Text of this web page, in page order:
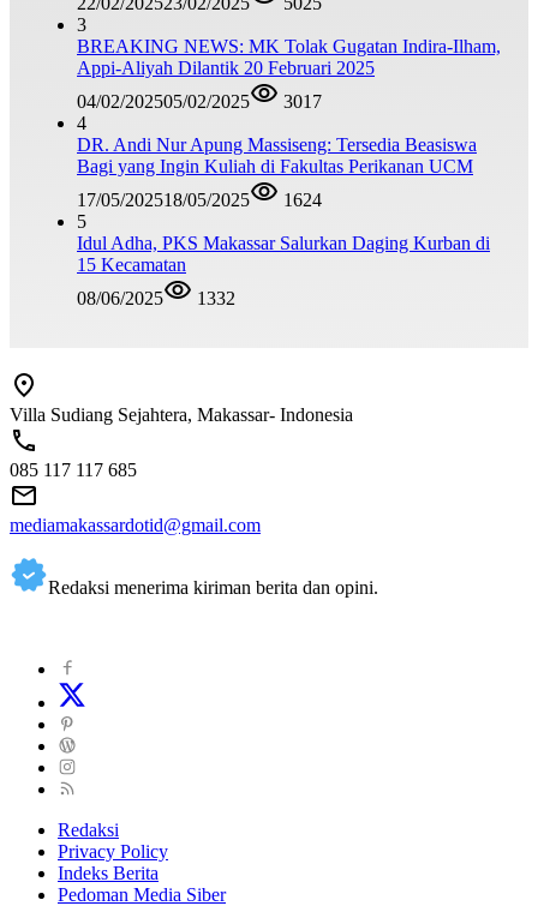
3
BREAKING NEWS: MK Tolak Gugatan Indira-Ilham,
Appi-Aliyah Dilantik 20 Februari 2025
04/02/202505/02/2025
3017
4
DR. Andi Nur Apung Massiseng: Tersedia Beasiswa
Bagi yang Ingin Kuliah di Fakultas Perikanan UCM
17/05/202518/05/2025
1624
5
Idul Adha, PKS Makassar Salurkan Daging Kurban di
15 Kecamatan
08/06/2025
1332
Villa Sudiang Sejahtera, Makassar- Indonesia
085 117 117 685
mediamakassardotid@gmail.com
Redaksi menerima kiriman berita dan opini.
Redaksi
Privacy Policy
Indeks Berita
Pedoman Media Siber